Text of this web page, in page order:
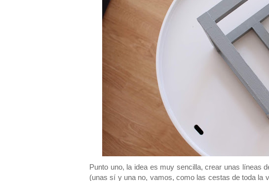
Punto uno, la idea es muy sencilla, crear unas líneas
(unas sí y una no, vamos, como las cestas de toda la